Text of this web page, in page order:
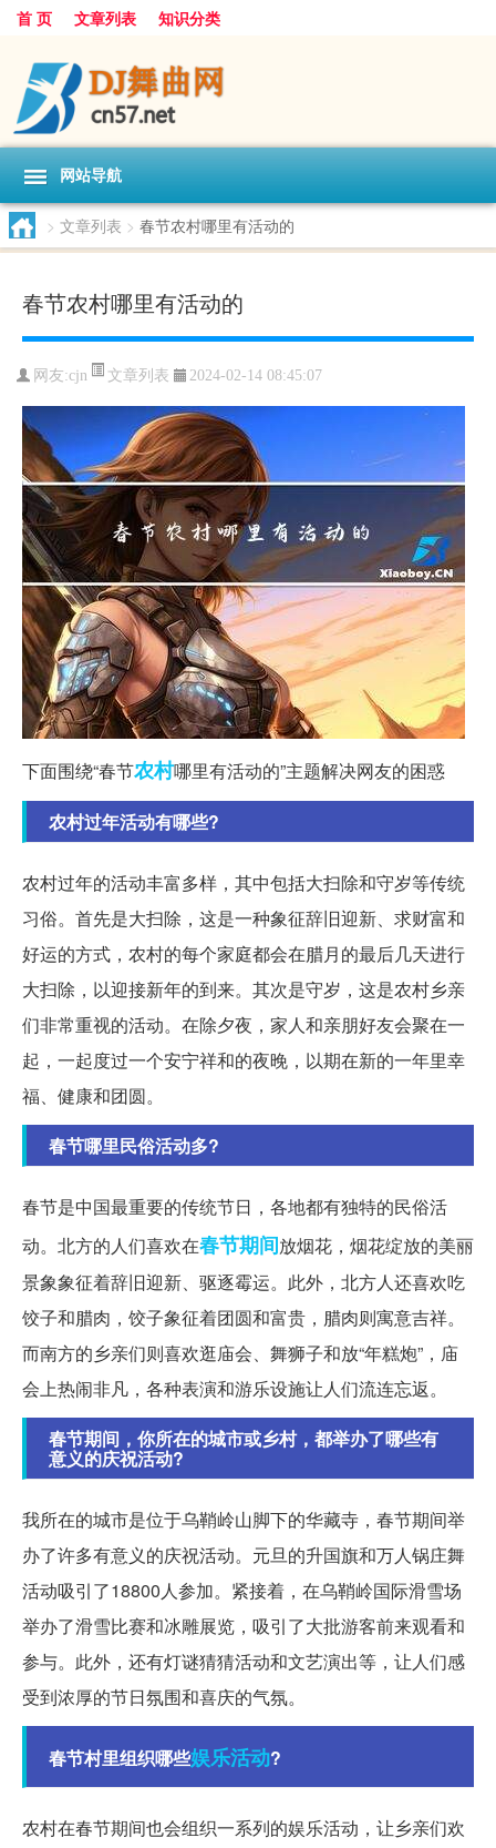
首 页 文章列表 知识分类
网站导航
> 文章列表 > 春节农村哪里有活动的
春节农村哪里有活动的
网友:cjn 文章列表 2024-02-14 08:45:07
下面围绕“春节农村哪里有活动的”主题解决网友的困惑
农村过年活动有哪些?
农村过年的活动丰富多样，其中包括大扫除和守岁等传统
习俗。首先是大扫除，这是一种象征辞旧迎新、求财富和
好运的方式，农村的每个家庭都会在腊月的最后几天进行
大扫除，以迎接新年的到来。其次是守岁，这是农村乡亲
们非常重视的活动。在除夕夜，家人和亲朋好友会聚在一
起，一起度过一个安宁祥和的夜晚，以期在新的一年里幸
福、健康和团圆。
春节哪里民俗活动多?
春节是中国最重要的传统节日，各地都有独特的民俗活
动。北方的人们喜欢在春节期间放烟花，烟花绽放的美丽
景象象征着辞旧迎新、驱逐霉运。此外，北方人还喜欢吃
饺子和腊肉，饺子象征着团圆和富贵，腊肉则寓意吉祥。
而南方的乡亲们则喜欢逛庙会、舞狮子和放“年糕炮”，庙
会上热闹非凡，各种表演和游乐设施让人们流连忘返。
春节期间，你所在的城市或乡村，都举办了哪些有
意义的庆祝活动?
我所在的城市是位于乌鞘岭山脚下的华藏寺，春节期间举
办了许多有意义的庆祝活动。元旦的升国旗和万人锅庄舞
活动吸引了18800人参加。紧接着，在乌鞘岭国际滑雪场
举办了滑雪比赛和冰雕展览，吸引了大批游客前来观看和
参与。此外，还有灯谜猜猜活动和文艺演出等，让人们感
受到浓厚的节日氛围和喜庆的气氛。
春节村里组织哪些娱乐活动?
农村在春节期间也会组织一系列的娱乐活动，让乡亲们欢